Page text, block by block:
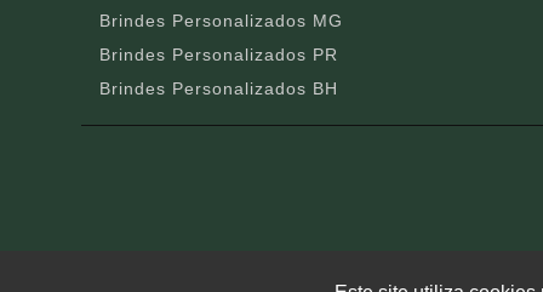
Brindes Personalizados MG
Brindes Personalizados PR
Brindes Personalizados BH